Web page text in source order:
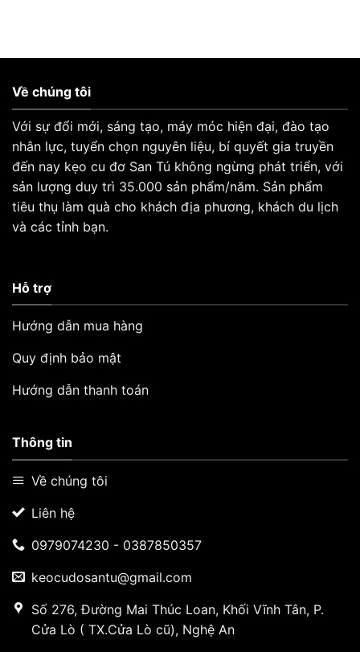
Về chúng tôi
Với sự đổi mới, sáng tạo, máy móc hiện đại, đào tạo
nhân lực, tuyển chọn nguyên liệu, bí quyết gia truyền
đến nay kẹo cu đơ San Tú không ngừng phát triển, với
sản lượng duy trì 35.000 sản phẩm/năm. Sản phẩm
tiêu thụ làm quà cho khách địa phương, khách du lịch
và các tỉnh bạn.
Hỗ trợ
Hướng dẫn mua hàng
Quy định bảo mật
Hướng dẫn thanh toán
Thông tin
Về chúng tôi
Liên hệ
0979074230 - 0387850357
keocudosantu@gmail.com
Số 276, Đường Mai Thúc Loan, Khối Vĩnh Tân, P.
Cửa Lò ( TX.Cửa Lò cũ), Nghệ An